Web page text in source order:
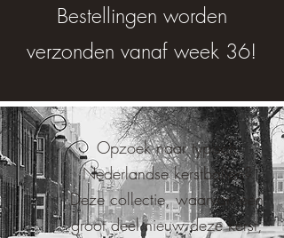
Bestellingen worden
verzonden vanaf week 36!
Opzoek naar typisch
Nederlandse kerstballen?
Deze collectie, waarvan een
groot deel nieuw deze kerst,